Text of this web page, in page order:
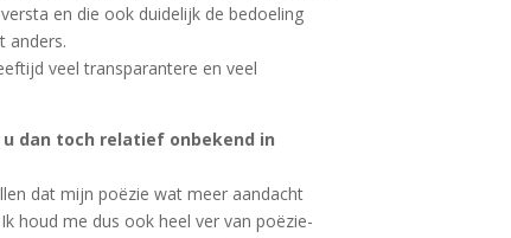
en die ook duidelijk de bedoeling
anders.
veel transparantere en veel
dan toch relatief onbekend in
dat mijn poëzie wat meer aandacht
houd me dus ook heel ver van poëzie-